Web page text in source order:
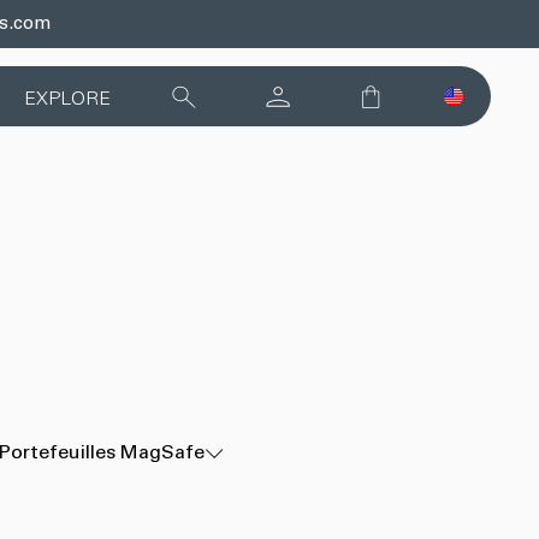
EXPLORE
MagSafe